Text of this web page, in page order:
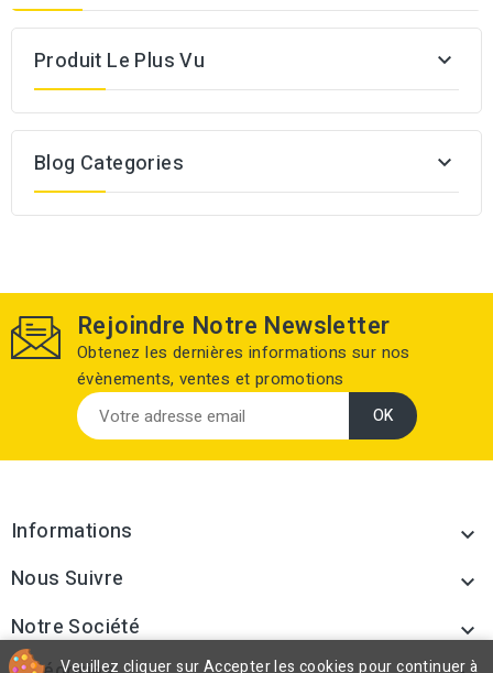
Produit Le Plus Vu 
Blog Categories 
Rejoindre Notre Newsletter
Obtenez les dernières informations sur nos
évènements, ventes et promotions
Informations 
Nous Suivre 
Notre Société 
Veuillez cliquer sur Accepter les cookies pour continuer à